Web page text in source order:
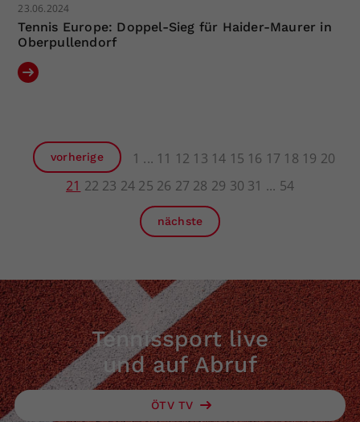
23.06.2024
Tennis Europe: Doppel-Sieg für Haider-Maurer in
Oberpullendorf
vorherige 1 11 12 13 14 15 16 17 18 19 20
21 22 23 24 25 26 27 28 29 30 31 54
nächste
Tennissport live
und auf Abruf
ÖTV TV